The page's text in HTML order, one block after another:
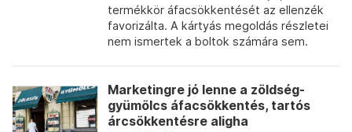
termékkör áfacsökkentését az ellenzék
favorizálta. A kártyás megoldás részletei
nem ismertek a boltok számára sem.
Marketingre jó lenne a zöldség-
gyümölcs áfacsökkentés, tartós
árcsökkentésre aligha